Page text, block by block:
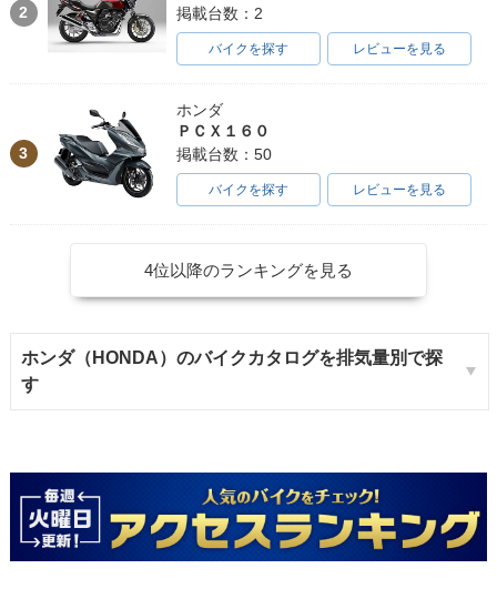
2
掲載台数：2
バイクを探す レビューを見る
3
ホンダ
ＰＣＸ１６０
掲載台数：50
バイクを探す レビューを見る
4位以降のランキングを見る
ホンダ（HONDA）のバイクカタログを排気量別で探
す